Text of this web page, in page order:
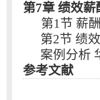
第7章 绩效薪
第1节 薪
第2节 绩
案例分析
参考文献